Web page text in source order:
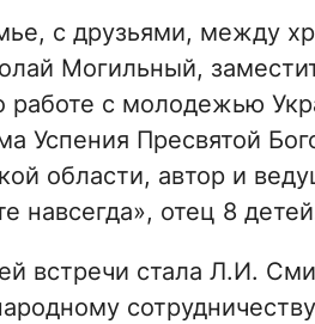
с друзьями, между
Могильный,
работе с молодежью
Успения Пресвятой
области, автор и
навсегда», отец 8
встречи стала Л.И.